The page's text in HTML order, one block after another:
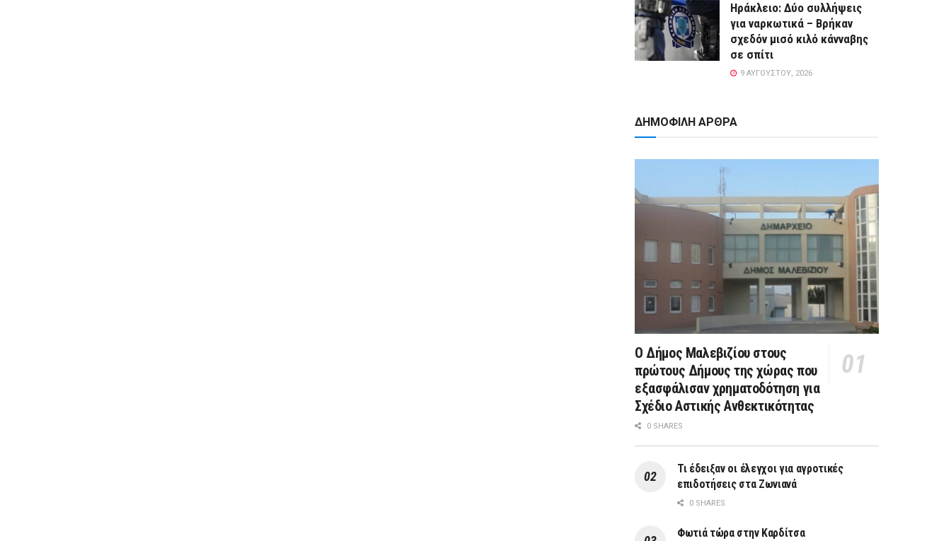
Ηράκλειο: Δύο συλλήψεις
για ναρκωτικά – Βρήκαν
σχεδόν μισό κιλό κάνναβης
σε σπίτι
9 ΑΥΓΟΎΣΤΟΥ, 2026
ΔΗΜΟΦΙΛΗ ΑΡΘΡΑ
Ο Δήμος Μαλεβιζίου στους
πρώτους Δήμους της χώρας που
εξασφάλισαν χρηματοδότηση για
Σχέδιο Αστικής Ανθεκτικότητας
0 SHARES
Τι έδειξαν οι έλεγχοι για αγροτικές
επιδοτήσεις στα Ζωνιανά
0 SHARES
Φωτιά τώρα στην Καρδίτσα